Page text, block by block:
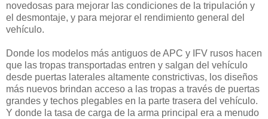
novedosas para mejorar las condiciones de la tripulación y
el desmontaje, y para mejorar el rendimiento general del
vehículo.
Donde los modelos más antiguos de APC y IFV rusos hacen
que las tropas transportadas entren y salgan del vehículo
desde puertas laterales altamente constrictivas, los diseños
más nuevos brindan acceso a las tropas a través de puertas
grandes y techos plegables en la parte trasera del vehículo.
Y donde la tasa de carga de la arma principal era a menudo